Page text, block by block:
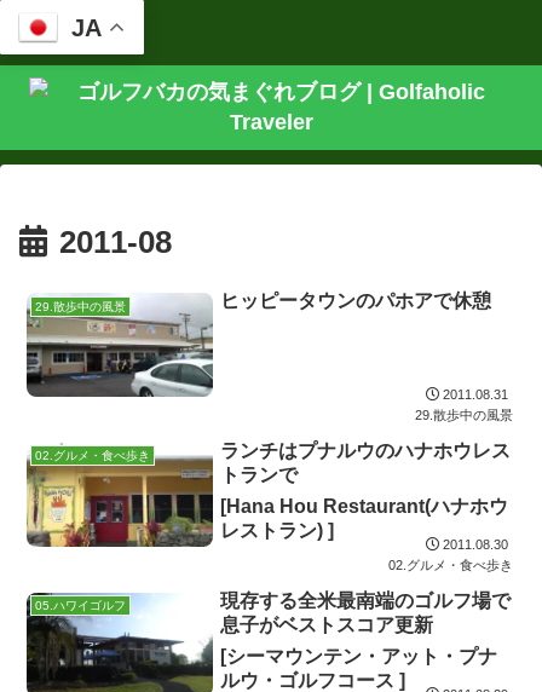
JA
2011-08
29.散歩中の風景 ヒッピータウンのパホアで休憩
2011.08.31
29.散歩中の風景
02.グルメ・食べ歩き
ランチはプナルウのハナホウレス
トランで
[Hana Hou Restaurant(ハナホウ
レストラン) ]
2011.08.30
02.グルメ・食べ歩き
05.ハワイゴルフ
現存する全米最南端のゴルフ場で
息子がベストスコア更新
[シーマウンテン・アット・プナ
ルウ・ゴルフコース ]